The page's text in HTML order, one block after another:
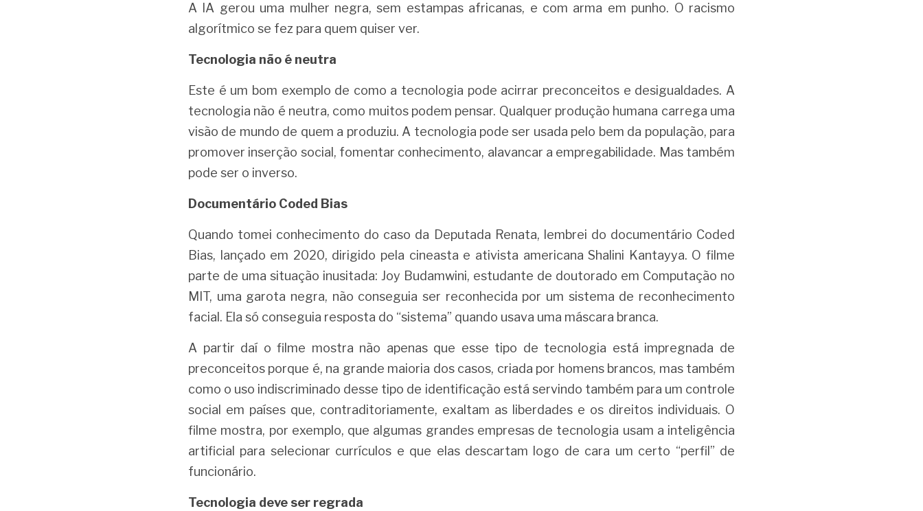
A IA gerou uma mulher negra, sem estampas africanas, e com arma em punho. O racismo
algorítmico se fez para quem quiser ver.
Tecnologia não é neutra
Este é um bom exemplo de como a tecnologia pode acirrar preconceitos e desigualdades. A
tecnologia não é neutra, como muitos podem pensar. Qualquer produção humana carrega uma
visão de mundo de quem a produziu. A tecnologia pode ser usada pelo bem da população, para
promover inserção social, fomentar conhecimento, alavancar a empregabilidade. Mas também
pode ser o inverso.
Documentário Coded Bias
Quando tomei conhecimento do caso da Deputada Renata, lembrei do documentário Coded
Bias, lançado em 2020, dirigido pela cineasta e ativista americana Shalini Kantayya. O filme
parte de uma situação inusitada: Joy Budamwini, estudante de doutorado em Computação no
MIT, uma garota negra, não conseguia ser reconhecida por um sistema de reconhecimento
facial. Ela só conseguia resposta do “sistema” quando usava uma máscara branca.
A partir daí o filme mostra não apenas que esse tipo de tecnologia está impregnada de
preconceitos porque é, na grande maioria dos casos, criada por homens brancos, mas também
como o uso indiscriminado desse tipo de identificação está servindo também para um controle
social em países que, contraditoriamente, exaltam as liberdades e os direitos individuais. O
filme mostra, por exemplo, que algumas grandes empresas de tecnologia usam a inteligência
artificial para selecionar currículos e que elas descartam logo de cara um certo “perfil” de
funcionário.
Tecnologia deve ser regrada